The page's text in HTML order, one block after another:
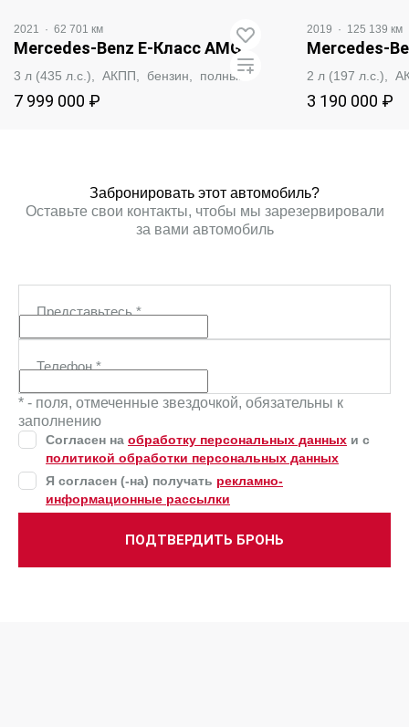
2021 · 62 701 км
Mercedes‑Benz E-Класс AMG
3 л (435 л.с.), АКПП, бензин, полный
7 999 000 ₽
2019 · 125 139 км
2 л (197 л.с.),
3 190 000 ₽
Забронировать этот автомобиль?
Оставьте свои контакты, чтобы мы зарезервировали
за вами автомобиль
Представьтесь*
Телефон*
* - поля, отмеченные звездочкой, обязательны к
заполнению
Согласен на обработку персональных данных и c
политикой обработки персональных данных
Я согласен (-на) получать рекламно-
информационные рассылки
ПОДТВЕРДИТЬ БРОНЬ